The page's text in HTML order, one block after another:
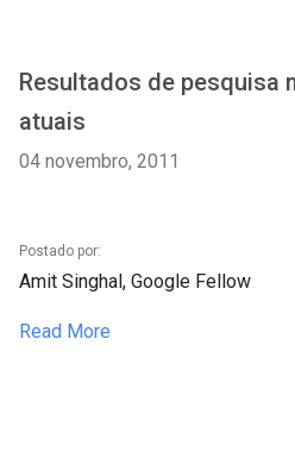
Resultados de pesquisa
atuais
04 novembro, 2011
Postado por:
Amit Singhal, Google Fellow
Read More